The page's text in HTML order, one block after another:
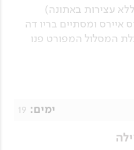
17 לילות (ללא עצירות באתונה)
איירס ומסתיים בריו דה
המסלול המפורט פנו
ימים: 19